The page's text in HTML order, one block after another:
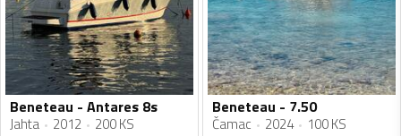
Beneteau - Antares 8s
Jahta 2012 200 KS
Beneteau - 7.50
Čamac 2024 100 KS